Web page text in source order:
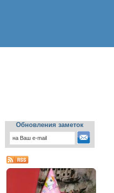
Обновления заметок